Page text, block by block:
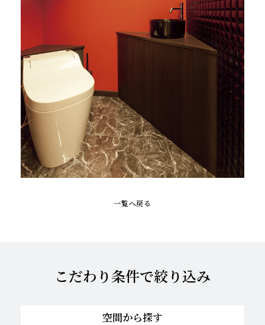
一覧へ戻る
こだわり条件で絞り込み
空間から探す